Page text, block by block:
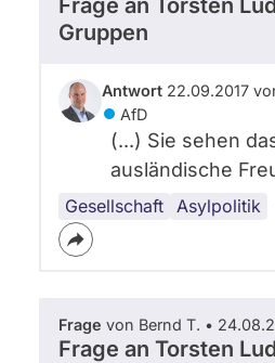
Gruppen
Antwort 22.09.2017
AfD
(...) Sie sehen
ausländische
Gesellschaft Asylpolitik
Flüchtlingspolitik
Frage von Bernd T. •
Frage an Torsten